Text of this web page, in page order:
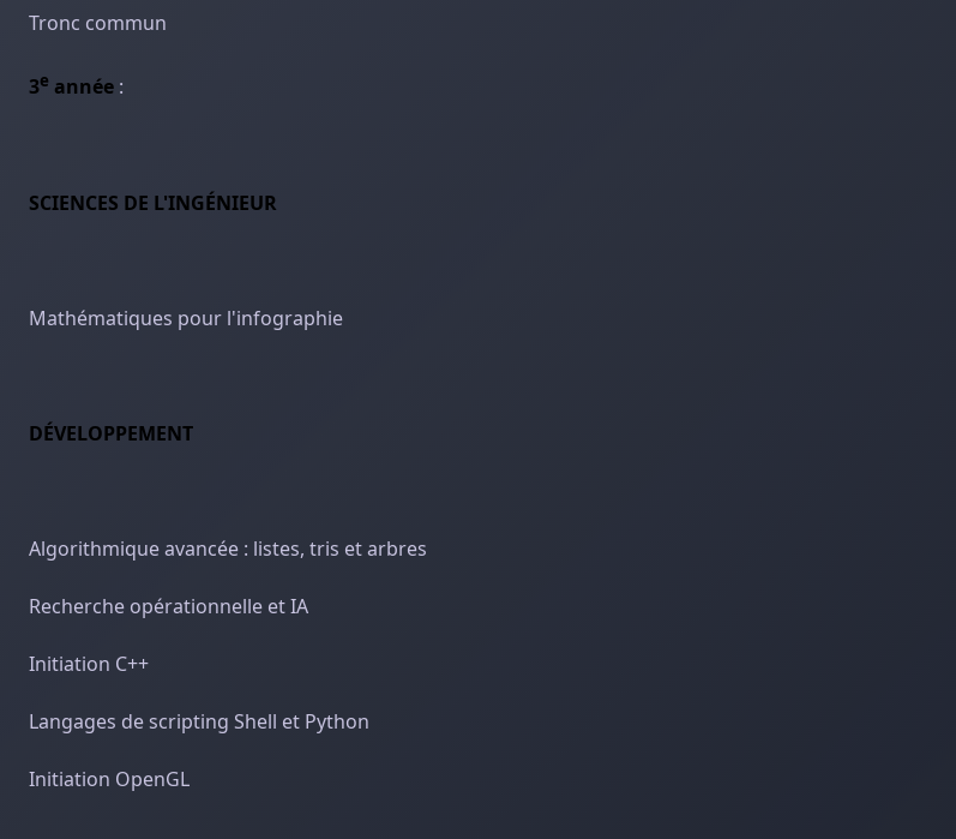
Tronc commun
3e année :
SCIENCES DE L'INGÉNIEUR
Mathématiques pour l'infographie
DÉVELOPPEMENT
Algorithmique avancée : listes, tris et arbres
Recherche opérationnelle et IA
Initiation C++
Langages de scripting Shell et Python
Initiation OpenGL